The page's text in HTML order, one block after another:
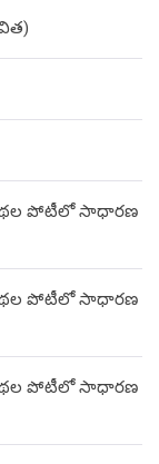
కథల పోటీలో సాధారణ
కథల పోటీలో సాధారణ
కథల పోటీలో సాధారణ